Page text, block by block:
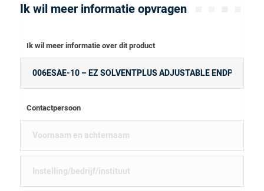
Ik wil meer informatie opvragen
Ik wil meer informatie over dit product
Contactpersoon